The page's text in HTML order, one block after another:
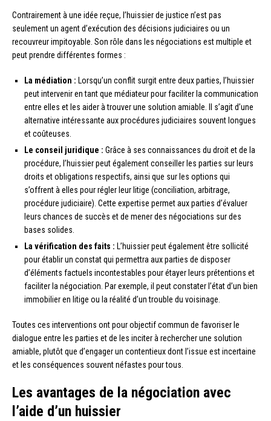
Contrairement à une idée reçue, l’huissier de justice n’est pas
seulement un agent d’exécution des décisions judiciaires ou un
recouvreur impitoyable. Son rôle dans les négociations est multiple et
peut prendre différentes formes :
La médiation : Lorsqu’un conflit surgit entre deux parties, l’huissier
peut intervenir en tant que médiateur pour faciliter la communication
entre elles et les aider à trouver une solution amiable. Il s’agit d’une
alternative intéressante aux procédures judiciaires souvent longues
et coûteuses.
Le conseil juridique : Grâce à ses connaissances du droit et de la
procédure, l’huissier peut également conseiller les parties sur leurs
droits et obligations respectifs, ainsi que sur les options qui
s’offrent à elles pour régler leur litige (conciliation, arbitrage,
procédure judiciaire). Cette expertise permet aux parties d’évaluer
leurs chances de succès et de mener des négociations sur des
bases solides.
La vérification des faits : L’huissier peut également être sollicité
pour établir un constat qui permettra aux parties de disposer
d’éléments factuels incontestables pour étayer leurs prétentions et
faciliter la négociation. Par exemple, il peut constater l’état d’un bien
immobilier en litige ou la réalité d’un trouble du voisinage.
Toutes ces interventions ont pour objectif commun de favoriser le
dialogue entre les parties et de les inciter à rechercher une solution
amiable, plutôt que d’engager un contentieux dont l’issue est incertaine
et les conséquences souvent néfastes pour tous.
Les avantages de la négociation avec
l’aide d’un huissier